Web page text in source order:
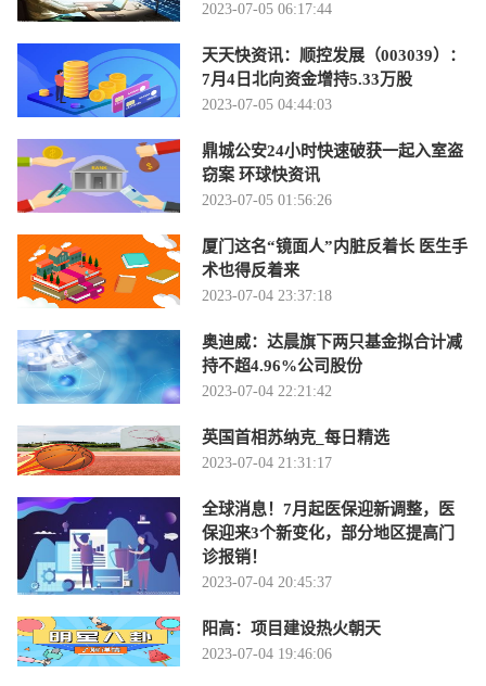
2023-07-05 06:17:44
天天快资讯：顺控发展（003039）：
7月4日北向资金增持5.33万股
2023-07-05 04:44:03
鼎城公安24小时快速破获一起入室盗
窃案 环球快资讯
2023-07-05 01:56:26
厦门这名“镜面人”内脏反着长 医生手
术也得反着来
2023-07-04 23:37:18
奥迪威：达晨旗下两只基金拟合计减
持不超4.96%公司股份
2023-07-04 22:21:42
英国首相苏纳克_每日精选
2023-07-04 21:31:17
全球消息！7月起医保迎新调整，医
保迎来3个新变化，部分地区提高门
诊报销！
2023-07-04 20:45:37
阳高：项目建设热火朝天
2023-07-04 19:46:06